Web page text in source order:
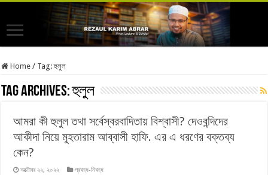
Home / Tag:হুলুল
Tag Archives:হুলুল
আমরা কী হুলুল তথা সর্বেস্বরবাদিতায় বিশ্বাসী? দেওবন্দিদের
আকীদা নিয়ে মুহতারাম আব্বাসী হাফি. এর এ ধরণের বক্তব্য
কেন?
অক্টোবর ২২, ২০২২ প্রবন্ধ-নিবন্ধ